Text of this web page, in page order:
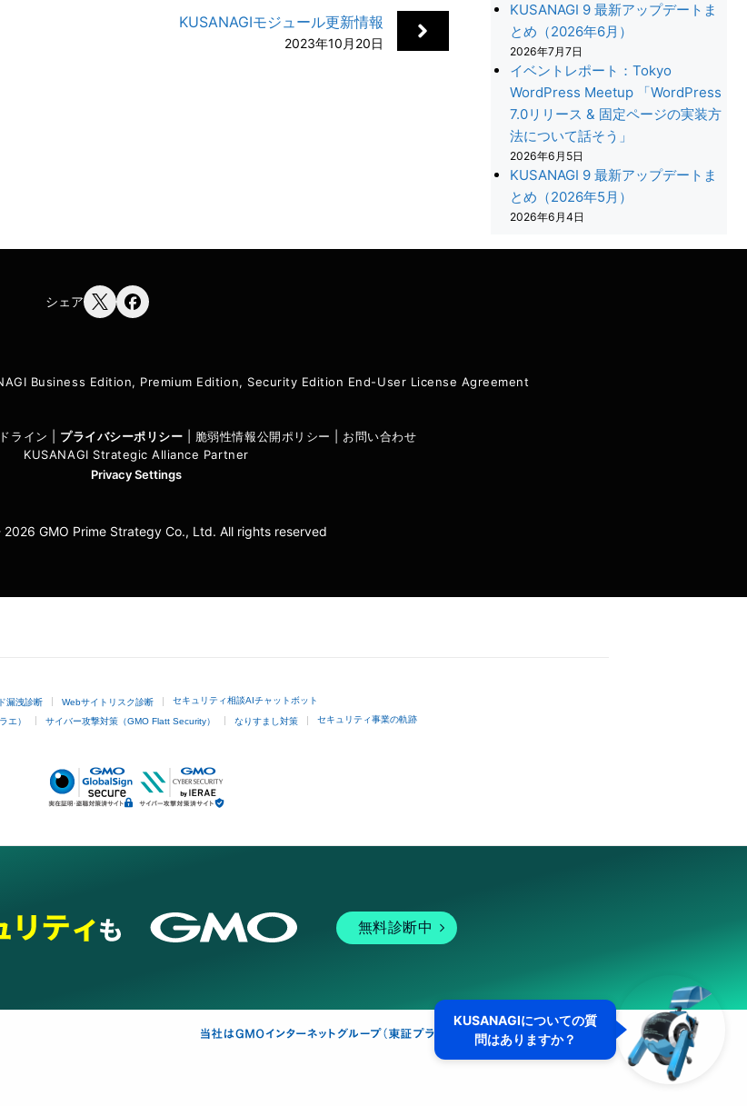
KUSANAGIモジュール更新情報
2023年10月20日
KUSANAGI 9 最新アップデートま
とめ（2026年6月）
2026年7月7日
イベントレポート：Tokyo
WordPress Meetup 「WordPress
7.0リリース & 固定ページの実装方
法について話そう」
2026年6月5日
KUSANAGI 9 最新アップデートま
とめ（2026年5月）
2026年6月4日
シェア
Business Edition, Premium Edition, Security Edition End-User License Agreement
ライン プライバシーポリシー 脆弱性情報公開ポリシー
お問い合わせ
KUSANAGI Strategic Alliance Partner
Privacy Settings
GMO Prime Strategy Co., Ltd. All rights reserved
漏洩診断 Webサイトリスク診断 セキュリティ相談AIチャットボット
エ） サイバー攻撃対策（GMO Flatt Security） なりすまし対策 セキュリティ事業の軌跡
無料診断中
KUSANAGIについての質
問はありますか？